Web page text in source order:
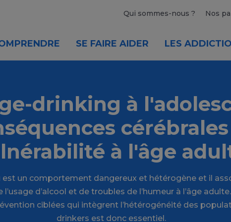
Qui sommes-nous ? Nos
SE FAIRE AIDER LES
drinking à
à l'âge
est un comportement dangereux et hétérogène et il
d’alcool et de troubles de l’humeur à l’âge
ciblées qui intègrent l’hétérogénéité des
drinkers est donc essentiel.